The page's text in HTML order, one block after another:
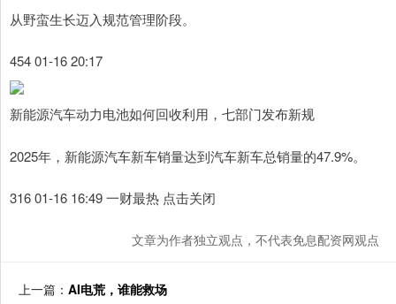
从野蛮生长迈入规范管理阶段。
454 01-16 20:17
新能源汽车动力电池如何回收利用，七部门发布新规
2025年，新能源汽车新车销量达到汽车新车总销量的47.9%。
316 01-16 16:49 一财最热 点击关闭
文章为作者独立观点，不代表免息配资网观点
上一篇： AI电荒，谁能救场